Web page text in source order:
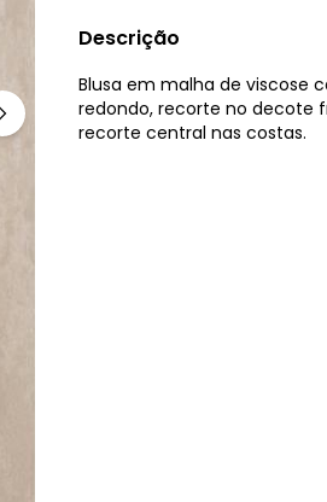
Descrição
Blusa em malha de viscose
redondo, recorte no decote
recorte central nas costas.